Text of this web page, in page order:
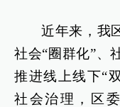
近年来，我
社会“圈群化”、
推进线上线下“
社会治理，区